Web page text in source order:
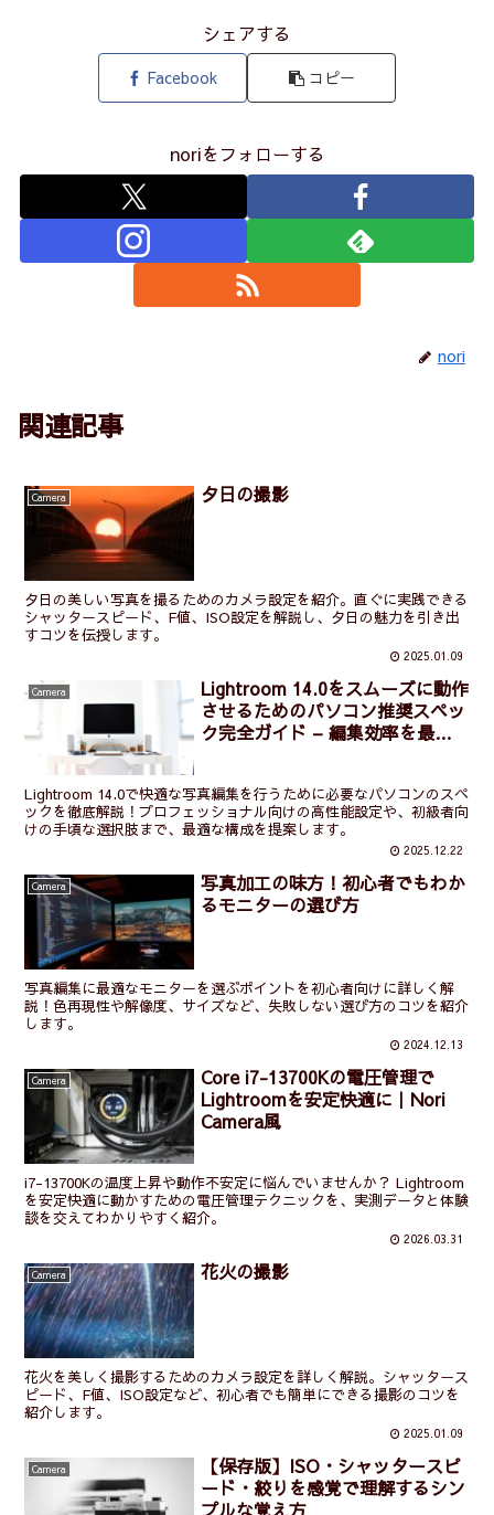
シェアする
Facebook コピー
noriをフォローする
nori
関連記事
Camera 夕日の撮影
夕日の美しい写真を撮るためのカメラ設定を紹介。直ぐに実践できる
シャッタースピード、F値、ISO設定を解説し、夕日の魅力を引き出
すコツを伝授します。
2025.01.09
Camera
Lightroom 14.0をスムーズに動作
させるためのパソコン推奨スペッ
ク完全ガイド – 編集効率を最大
Lightroom 14.0で快適な写真編集を行うために必要なパソコンのスペ
ックを徹底解説！プロフェッショナル向けの高性能設定や、初級者向
けの手頃な選択肢まで、最適な構成を提案します。
2025.12.22
Camera
写真加工の味方！初心者でもわか
るモニターの選び方
写真編集に最適なモニターを選ぶポイントを初心者向けに詳しく解
説！色再現性や解像度、サイズなど、失敗しない選び方のコツを紹介
します。
2024.12.13
Camera
Core i7-13700Kの電圧管理で
Lightroomを安定快適に｜Nori
Camera風
i7-13700Kの温度上昇や動作不安定に悩んでいませんか？ Lightroom
を安定快適に動かすための電圧管理テクニックを、実測データと体験
談を交えてわかりやすく紹介。
2026.03.31
Camera 花火の撮影
花火を美しく撮影するためのカメラ設定を詳しく解説。シャッタース
ピード、F値、ISO設定など、初心者でも簡単にできる撮影のコツを
紹介します。
2025.01.09
Camera
【保存版】ISO・シャッタースピ
ード・絞りを感覚で理解するシン
プルな覚え方